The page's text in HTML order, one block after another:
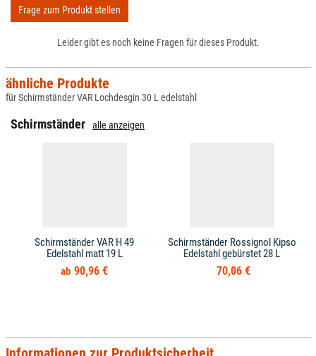
Frage zum Produkt stellen
Leider gibt es noch keine Fragen für dieses Produkt.
ähnliche Produkte
für Schirmständer VAR Lochdesgin 30 L edelstahl
Schirmständer alle anzeigen
Schirmständer VAR H 49
Edelstahl matt 19 L
90,96 €
Schirmständer Rossignol Kipso
Edelstahl gebürstet 28 L
70,06 €